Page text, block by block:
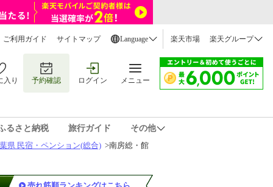
ご利用ガイド サイトマップ Language 楽天市場 楽天グループ
入り 予約確認 ログイン メニュー
るさと納税 旅行ガイド
その他
県 民宿・ペンション(総合) >南房総・館